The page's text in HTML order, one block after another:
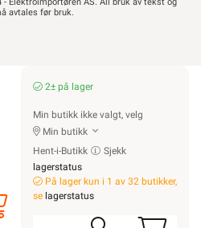
avtales før bruk.
2± på lager
Min butikk ikke valgt, velg
Min butikk
Hent-i-Butikk
Sjekk
lagerstatus
På lager kun i 1 av 32 butikker,
se lagerstatus